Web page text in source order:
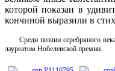
которой показан в
кончиной выразили в
Среди поэзии серебряного
лауреатом Нобелевской премии.